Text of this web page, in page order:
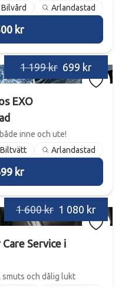
Bilvård Arlandastad
för 500 kr
1 199 kr 699 kr
EXO
inne och ute!
Biltvätt Arlandastad
för 699 kr
1 600 kr 1 080 kr
Service i
smuts och dålig lukt